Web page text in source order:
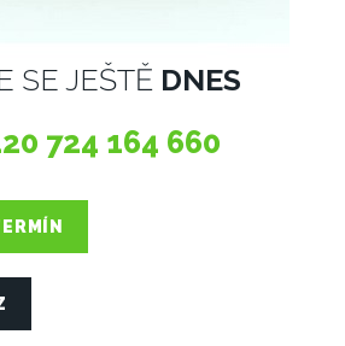
SE JEŠTĚ DNES
724 164 660